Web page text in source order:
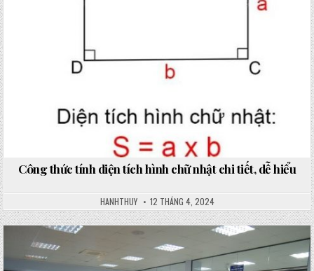
Công thức tính diện tích hình chữ nhật chi tiết, dễ hiểu
HANHTHUY 12 THÁNG 4, 2024
Posted